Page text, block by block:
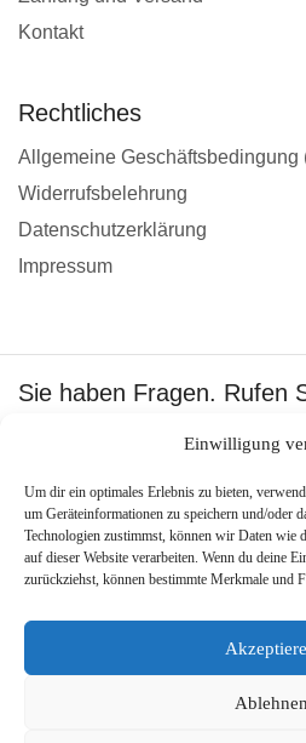
Einwilligung
Um dir ein optimales Erlebnis zu bieten,
um Geräteinformationen zu speichern und/oder
Technologien zustimmst, können wir Daten wie
auf dieser Website verarbeiten. Wenn du deine
zurückziehst, können bestimmte Merkmale und
Ablehnen
Kontakt
Rechtliches
Allgemeine Geschäftsbedingung
Widerrufsbelehrung
Datenschutzerklärung
Impressum
Sie haben Fragen. Rufen
+49 1601512402
Wir
Copyright ©Best Pool Shop.